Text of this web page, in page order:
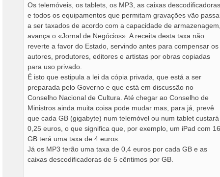
Os telemóveis, os tablets, os MP3, as caixas descodificadoras
e todos os equipamentos que permitam gravações vão
a ser taxados de acordo com a capacidade de
avança o «Jornal de Negócios». A receita desta taxa não
reverte a favor do Estado, servindo antes para compensar os
autores, produtores, editores e artistas por obras copiadas
para uso privado.
É isto que estipula a lei da cópia privada, que está a ser
preparada pelo Governo e que está em discussão no
Conselho Nacional de Cultura. Até chegar ao Conselho de
Ministros ainda muita coisa pode mudar mas, para já, prevê
que cada GB (gigabyte) num telemóvel ou num tablet custará
0,25 euros, o que significa que, por exemplo, um iPad com 16
GB terá uma taxa de 4 euros.
Já os MP3 terão uma taxa de 0,4 euros por cada GB e as
caixas descodificadoras de 5 cêntimos por GB.